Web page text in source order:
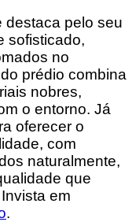
destaca pelo seu
sofisticado,
no
prédio combina
nobres,
o entorno. Já
oferecer o
com
naturalmente,
que
em
.